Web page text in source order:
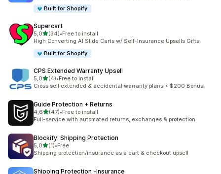
Built for Shopify
Supercart
5,0stelle su 5
(34)
34 recensioni totali
•Free to install
High Converting AI Slide Carts w/ Self-Insurance Upsells Gifts
Built for Shopify
CPS Extended Warranty Upsell
5,0stelle su 5
(4)
4 recensioni totali
•Free to install
Cross sell extended & accidental warranty plans + $200 Bonus!
Guide Protection + Returns
4,6stelle su 5
(47)
47 recensioni totali
•Free to install
Full-service with automated returns, exchanges & protection
Blockify: Shipping Protection
5,0stelle su 5
(1)
1 recensioni totali
•Free
Shipping protection/insurance as a cart & checkout upsell
Shipping Protection ‑Insurance